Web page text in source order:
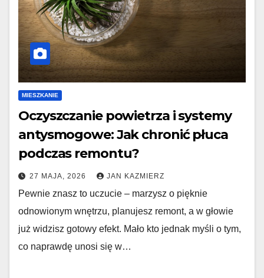
MIESZKANIE
Oczyszczanie powietrza i systemy
antysmogowe: Jak chronić płuca
podczas remontu?
27 MAJA, 2026 JAN KAZMIERZ
Pewnie znasz to uczucie – marzysz o pięknie
odnowionym wnętrzu, planujesz remont, a w głowie
już widzisz gotowy efekt. Mało kto jednak myśli o tym,
co naprawdę unosi się w…